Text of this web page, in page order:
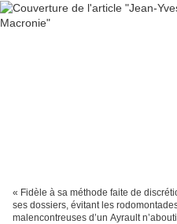
« Fidèle à sa méthode faite de
ses dossiers, évitant les
malencontreuses d’un Ayrault